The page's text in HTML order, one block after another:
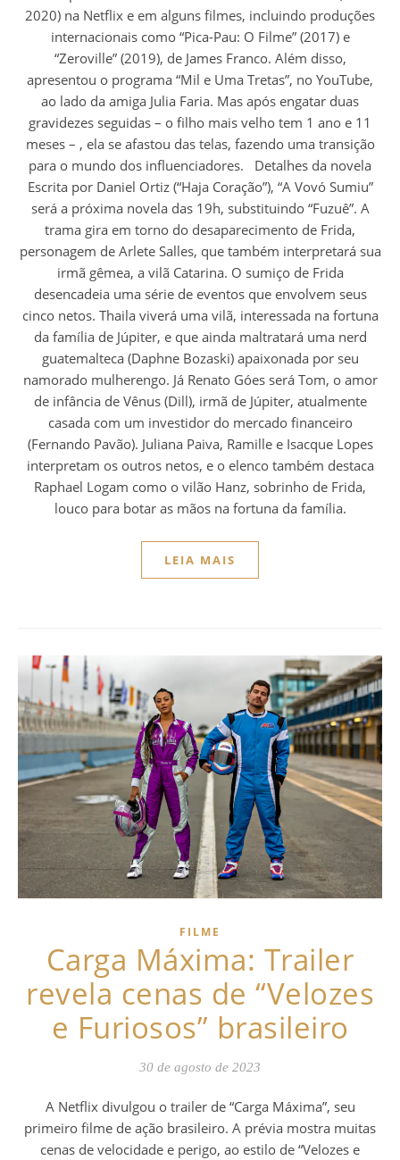
2020) na Netflix e em alguns filmes, incluindo produções
internacionais como “Pica-Pau: O Filme” (2017) e
“Zeroville” (2019), de James Franco. Além disso,
apresentou o programa “Mil e Uma Tretas”, no YouTube,
ao lado da amiga Julia Faria. Mas após engatar duas
gravidezes seguidas – o filho mais velho tem 1 ano e 11
meses – , ela se afastou das telas, fazendo uma transição
para o mundo dos influenciadores. Detalhes da novela
Escrita por Daniel Ortiz (“Haja Coração”), “A Vovó Sumiu”
será a próxima novela das 19h, substituindo “Fuzuê”. A
trama gira em torno do desaparecimento de Frida,
personagem de Arlete Salles, que também interpretará sua
irmã gêmea, a vilã Catarina. O sumiço de Frida
desencadeia uma série de eventos que envolvem seus
cinco netos. Thaila viverá uma vilã, interessada na fortuna
da família de Júpiter, e que ainda maltratará uma nerd
guatemalteca (Daphne Bozaski) apaixonada por seu
namorado mulherengo. Já Renato Góes será Tom, o amor
de infância de Vênus (Dill), irmã de Júpiter, atualmente
casada com um investidor do mercado financeiro
(Fernando Pavão). Juliana Paiva, Ramille e Isacque Lopes
interpretam os outros netos, e o elenco também destaca
Raphael Logam como o vilão Hanz, sobrinho de Frida,
louco para botar as mãos na fortuna da família.
LEIA MAIS
FILME
Carga Máxima: Trailer
revela cenas de “Velozes
e Furiosos” brasileiro
30 de agosto de 2023
A Netflix divulgou o trailer de “Carga Máxima”, seu
primeiro filme de ação brasileiro. A prévia mostra muitas
cenas de velocidade e perigo, ao estilo de “Velozes e